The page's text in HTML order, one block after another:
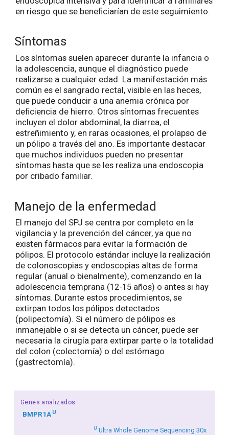
en riesgo que se beneficiarían de este seguimiento.
Síntomas
Los síntomas suelen aparecer durante la infancia o
la adolescencia, aunque el diagnóstico puede
realizarse a cualquier edad. La manifestación más
común es el sangrado rectal, visible en las heces,
que puede conducir a una anemia crónica por
deficiencia de hierro. Otros síntomas frecuentes
incluyen el dolor abdominal, la diarrea, el
estreñimiento y, en raras ocasiones, el prolapso de
un pólipo a través del ano. Es importante destacar
que muchos individuos pueden no presentar
síntomas hasta que se les realiza una endoscopia
por cribado familiar.
Manejo de la enfermedad
El manejo del SPJ se centra por completo en la
vigilancia y la prevención del cáncer, ya que no
existen fármacos para evitar la formación de
pólipos. El protocolo estándar incluye la realización
de colonoscopias y endoscopias altas de forma
regular (anual o bienalmente), comenzando en la
adolescencia temprana (12-15 años) o antes si hay
síntomas. Durante estos procedimientos, se
extirpan todos los pólipos detectados
(polipectomía). Si el número de pólipos es
inmanejable o si se detecta un cáncer, puede ser
necesaria la cirugía para extirpar parte o la totalidad
del colon (colectomía) o del estómago
(gastrectomía).
Genes analizados
BMPR1A U
U Ultra Whole Genome Sequencing 30x